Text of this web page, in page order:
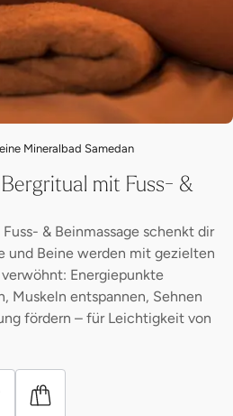
Mineralbad Samedan
mit Fuss- &
& Beinmassage schenkt dir
und Beine werden mit gezielten
Energiepunkte
Muskeln entspannen, Sehnen
fördern – für Leichtigkeit von